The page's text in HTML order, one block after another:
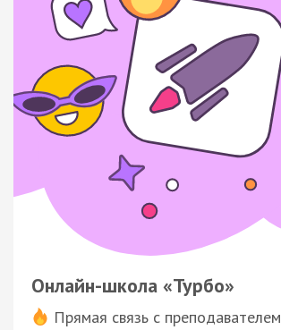
Онлайн-школа «Турбо»
Прямая связь с преподавателем